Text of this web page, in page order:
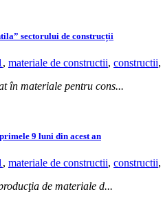
sectorului de construcții
, materiale de constructii, constructii,
în materiale pentru cons...
9 luni din acest an
, materiale de constructii, constructii,
de materiale d...